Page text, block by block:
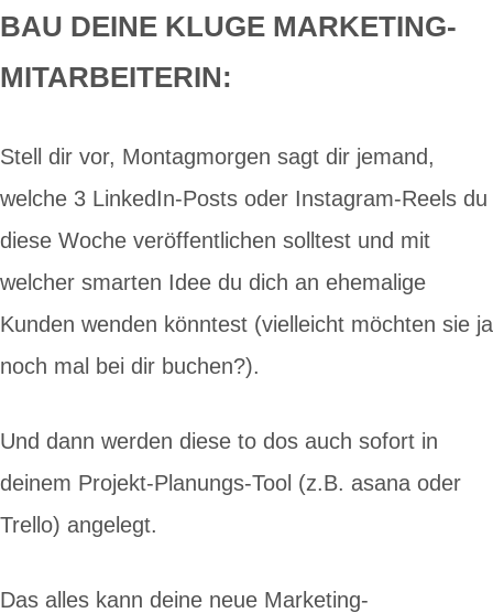
BAU DEINE KLUGE MARKETING-
MITARBEITERIN:
Stell dir vor, Montagmorgen sagt dir jemand,
welche 3 LinkedIn-Posts oder Instagram-Reels du
diese Woche veröffentlichen solltest und mit
welcher smarten Idee du dich an ehemalige
Kunden wenden könntest (vielleicht möchten sie ja
noch mal bei dir buchen?).
Und dann werden diese to dos auch sofort in
deinem Projekt-Planungs-Tool (z.B. asana oder
Trello) angelegt.
Das alles kann deine neue Marketing-